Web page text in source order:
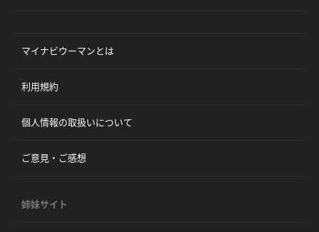
マイナビウーマンとは
利用規約
個人情報の取扱いについて
ご意見・ご感想
姉妹サイト